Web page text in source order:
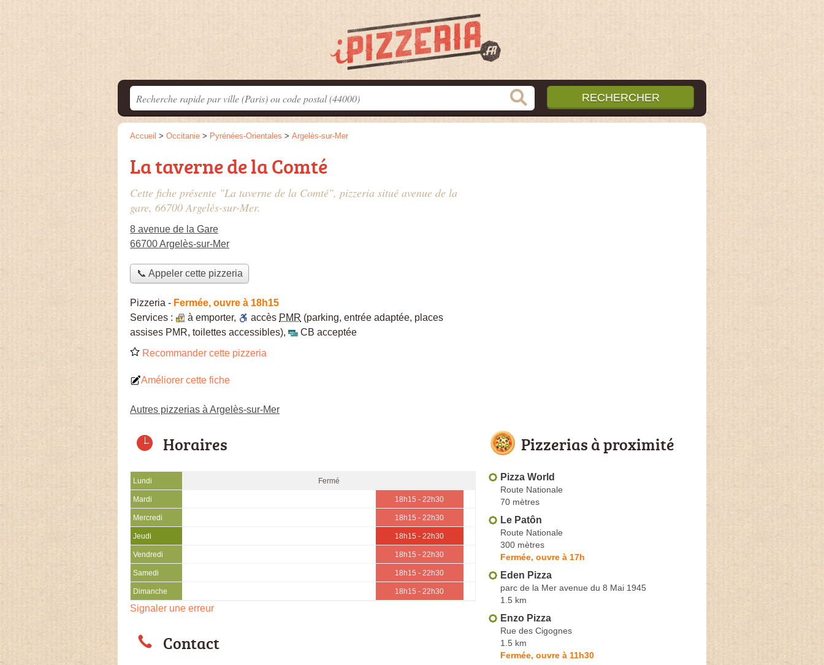
Accueil > Occitanie > Pyrénées-Orientales > Argelès-sur-Mer
La taverne de la Comté
Cette fiche présente "La taverne de la Comté", pizzeria situé avenue de la
gare, 66700 Argelès-sur-Mer.
8 avenue de la Gare
66700 Argelès-sur-Mer
📞 Appeler cette pizzeria
Pizzeria - Fermée, ouvre à 18h15
Services :
à emporter, accès PMR (parking, entrée adaptée, places
assises PMR, toilettes accessibles),
CB acceptée
Recommander cette pizzeria
Améliorer cette fiche
Autres pizzerias à Argelès-sur-Mer
Horaires
Lundi Fermé
Mardi 18h15 - 22h30
Mercredi 18h15 - 22h30
Jeudi 18h15 - 22h30
Vendredi 18h15 - 22h30
Samedi 18h15 - 22h30
Dimanche 18h15 - 22h30
Signaler une erreur
Contact
Pizzerias à proximité
Pizza World
Route Nationale
70 mètres
Le Patôn
Route Nationale
300 mètres
Fermée, ouvre à 17h
Eden Pizza
parc de la Mer avenue du 8 Mai 1945
1.5 km
Enzo Pizza
Rue des Cigognes
1.5 km
Fermée, ouvre à 11h30